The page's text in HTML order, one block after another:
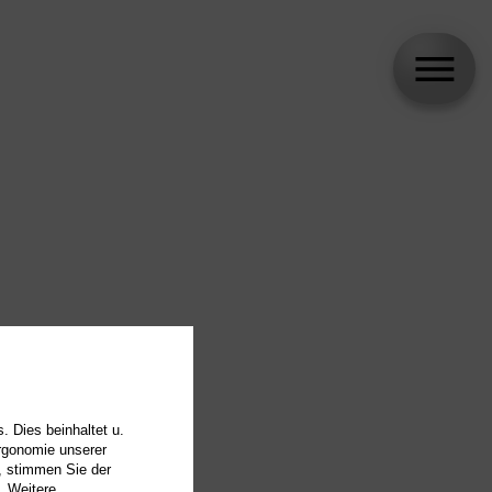
Dies beinhaltet u.
unserer
stimmen Sie der